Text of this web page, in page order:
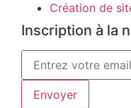
Création de
Inscription à la
Envoyer